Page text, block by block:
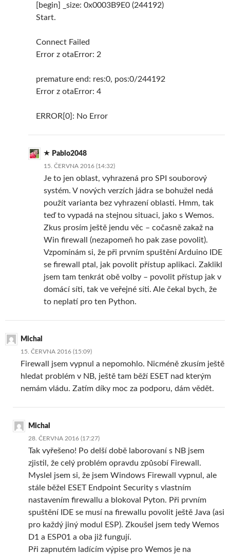
[begin] _size: 0x0003B9E0 (244192)
Start.
Connect Failed
Error z otaError: 2
premature end: res:0, pos:0/244192
Error z otaError: 4
ERROR[0]: No Error
Pablo2048
15. ČERVNA 2016 (14:32)
Je to jen oblast, vyhrazená pro SPI souborový
systém. V nových verzích jádra se bohužel nedá
použít varianta bez vyhrazení oblasti. Hmm, tak
teď to vypadá na stejnou situaci, jako s Wemos.
Zkus prosím ještě jendu věc – cočasně zakaž na
Win firewall (nezapomeň ho pak zase povolit).
Vzpomínám si, že při prvním spuštění Arduino IDE
se firewall ptal, jak povolit přístup aplikaci. Zaklikl
jsem tam tenkrát obě volby – povolit přístup jak v
domácí síti, tak ve veřejné síti. Ale čekal bych, že
to neplatí pro ten Python.
Michal
15. ČERVNA 2016 (15:09)
Firewall jsem vypnul a nepomohlo. Nicméně zkusím ještě
hledat problém v NB, ještě tam běží ESET nad kterým
nemám vládu. Zatím díky moc za podporu, dám vědět.
Michal
28. ČERVNA 2016 (17:27)
Tak vyřešeno! Po delší době laborovaní s NB jsem
zjistil, že celý problém opravdu způsobí Firewall.
Myslel jsem si, že jsem Windows Firewall vypnul, ale
stále běžel ESET Endpoint Security s vlastním
nastavením firewallu a blokoval Pyton. Při prvním
spuštění IDE se musí na firewallu povolit ještě Java (asi
pro každý jiný modul ESP). Zkoušel jsem tedy Wemos
D1 a ESP01 a oba již fungují.
Při zapnutém ladícím výpise pro Wemos je na